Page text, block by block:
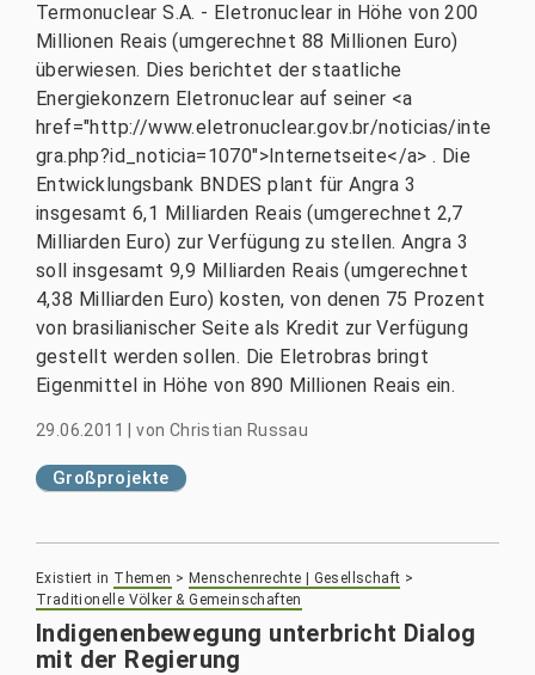
Termonuclear S.A. - Eletronuclear in Höhe von 200
Millionen Reais (umgerechnet 88 Millionen Euro)
überwiesen. Dies berichtet der staatliche
Energiekonzern Eletronuclear auf seiner <a
href="http://www.eletronuclear.gov.br/noticias/inte
gra.php?id_noticia=1070">Internetseite</a> . Die
Entwicklungsbank BNDES plant für Angra 3
insgesamt 6,1 Milliarden Reais (umgerechnet 2,7
Milliarden Euro) zur Verfügung zu stellen. Angra 3
soll insgesamt 9,9 Milliarden Reais (umgerechnet
4,38 Milliarden Euro) kosten, von denen 75 Prozent
von brasilianischer Seite als Kredit zur Verfügung
gestellt werden sollen. Die Eletrobras bringt
Eigenmittel in Höhe von 890 Millionen Reais ein.
29.06.2011 |von Christian Russau
Großprojekte
Existiert in Themen > Menschenrechte | Gesellschaft >
Traditionelle Völker & Gemeinschaften
Indigenenbewegung un­terbricht Dialog
mit der Regierung